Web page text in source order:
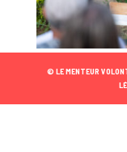
© LE MENTEUR